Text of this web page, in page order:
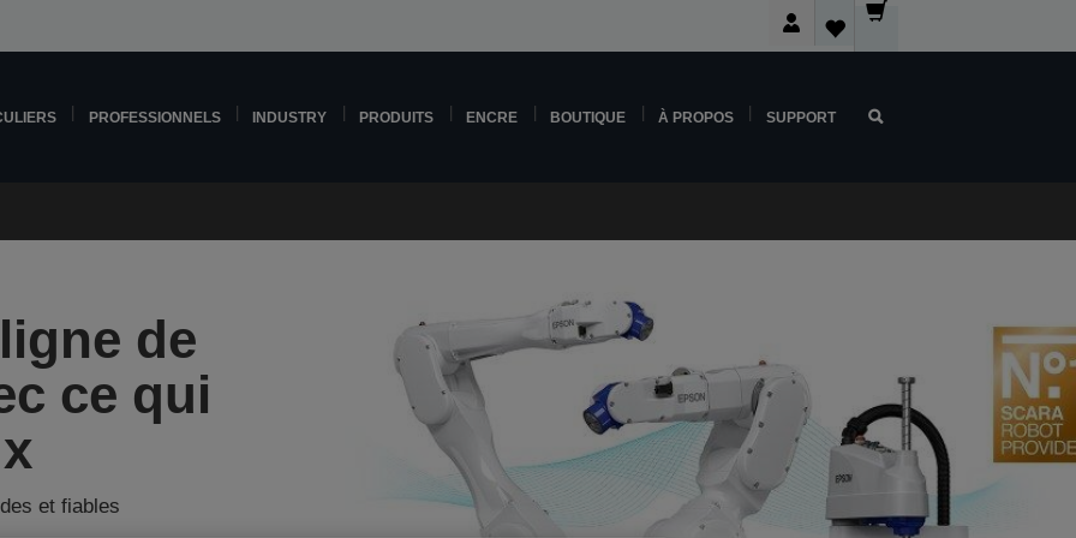
PROFESSIONNELS INDUSTRY PRODUITS ENCRE BOUTIQUE À PROPOS SUPPORT
de
ce qui
et fiables